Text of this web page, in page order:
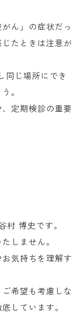
ん」の症状だっ
たときは注意が
同じ場所にでき
。
定期検診の重要
博史です。
しません。
気持ちを理解す
希望も考慮しな
しています。